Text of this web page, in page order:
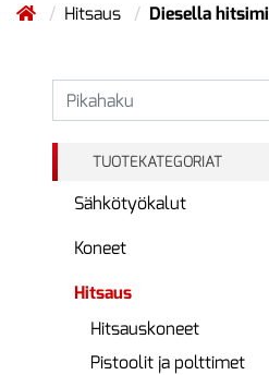
Hitsaus Diesella
TUOTEKATEGORIAT
Sähkötyökalut
Koneet
Hitsaus
Hitsauskoneet
Pistoolit ja polttimet